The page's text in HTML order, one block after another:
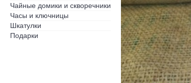
Чайные домики и скворечники
Часы и ключницы
Шкатулки
Подарки